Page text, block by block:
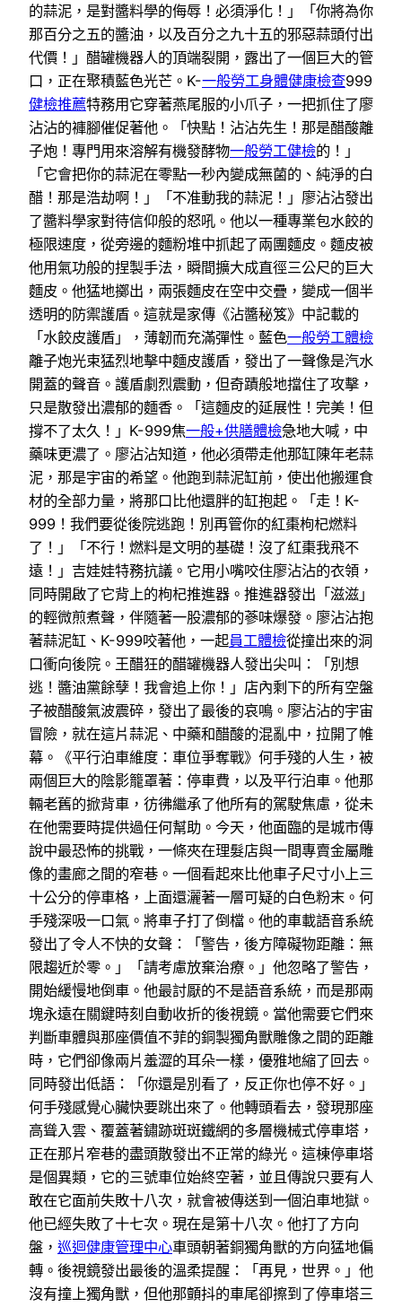
的蒜泥，是對醬料學的侮辱！必須淨化！」「你將為你
那百分之五的醬油，以及百分之九十五的邪惡蒜頭付出
代價！」醋罐機器人的頂端裂開，露出了一個巨大的管
口，正在聚積藍色光芒。K-一般勞工身體健康檢查999
健檢推薦特務用它穿著燕尾服的小爪子，一把抓住了廖
沾沾的褲腳催促著他。「快點！沾沾先生！那是醋酸離
子炮！專門用來溶解有機發酵物一般勞工健檢的！」
「它會把你的蒜泥在零點一秒內變成無菌的、純淨的白
醋！那是浩劫啊！」「不准動我的蒜泥！」廖沾沾發出
了醬料學家對待信仰般的怒吼。他以一種專業包水餃的
極限速度，從旁邊的麵粉堆中抓起了兩團麵皮。麵皮被
他用氣功般的捏製手法，瞬間擴大成直徑三公尺的巨大
麵皮。他猛地擲出，兩張麵皮在空中交疊，變成一個半
透明的防禦護盾。這就是家傳《沾醬秘笈》中記載的
「水餃皮護盾」，薄韌而充滿彈性。藍色一般勞工體檢
離子炮光束猛烈地擊中麵皮護盾，發出了一聲像是汽水
開蓋的聲音。護盾劇烈震動，但奇蹟般地擋住了攻擊，
只是散發出濃郁的麵香。「這麵皮的延展性！完美！但
撐不了太久！」K-999焦一般+供膳體檢急地大喊，中
藥味更濃了。廖沾沾知道，他必須帶走他那缸陳年老蒜
泥，那是宇宙的希望。他跑到蒜泥缸前，使出他搬運食
材的全部力量，將那口比他還胖的缸抱起。「走！K-
999！我們要從後院逃跑！別再管你的紅棗枸杞燃料
了！」「不行！燃料是文明的基礎！沒了紅棗我飛不
遠！」吉娃娃特務抗議。它用小嘴咬住廖沾沾的衣領，
同時開啟了它背上的枸杞推進器。推進器發出「滋滋」
的輕微煎煮聲，伴隨著一股濃郁的蔘味爆發。廖沾沾抱
著蒜泥缸、K-999咬著他，一起員工體檢從撞出來的洞
口衝向後院。王醋狂的醋罐機器人發出尖叫：「別想
逃！醬油黨餘孽！我會追上你！」店內剩下的所有空盤
子被醋酸氣波震碎，發出了最後的哀鳴。廖沾沾的宇宙
冒險，就在這片蒜泥、中藥和醋酸的混亂中，拉開了帷
幕。《平行泊車維度：車位爭奪戰》何手殘的人生，被
兩個巨大的陰影籠罩著：停車費，以及平行泊車。他那
輛老舊的掀背車，彷彿繼承了他所有的駕駛焦慮，從未
在他需要時提供過任何幫助。今天，他面臨的是城市傳
說中最恐怖的挑戰，一條夾在理髮店與一間專賣金屬雕
像的畫廊之間的窄巷。一個看起來比他車子尺寸小上三
十公分的停車格，上面還灑著一層可疑的白色粉末。何
手殘深吸一口氣。將車子打了倒檔。他的車載語音系統
發出了令人不快的女聲：「警告，後方障礙物距離：無
限趨近於零。」「請考慮放棄治療。」他忽略了警告，
開始緩慢地倒車。他最討厭的不是語音系統，而是那兩
塊永遠在關鍵時刻自動收折的後視鏡。當他需要它們來
判斷車體與那座價值不菲的銅製獨角獸雕像之間的距離
時，它們卻像兩片羞澀的耳朵一樣，優雅地縮了回去。
同時發出低語：「你還是別看了，反正你也停不好。」
何手殘感覺心臟快要跳出來了。他轉頭看去，發現那座
高聳入雲、覆蓋著鏽跡斑斑鐵網的多層機械式停車塔，
正在那片窄巷的盡頭散發出不正常的綠光。這棟停車塔
是個異類，它的三號車位始終空著，並且傳說只要有人
敢在它面前失敗十八次，就會被傳送到一個泊車地獄。
他已經失敗了十七次。現在是第十八次。他打了方向
盤， 巡迴健康管理中心車頭朝著銅獨角獸的方向猛地偏
轉。後視鏡發出最後的溫柔提醒：「再見，世界。」他
沒有撞上獨角獸，但他那顫抖的車尾卻擦到了停車塔三